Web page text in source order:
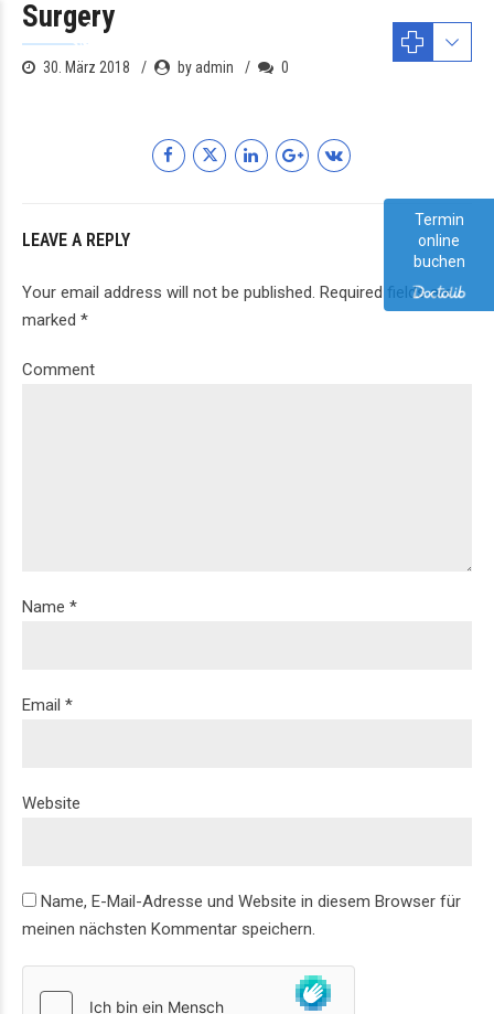
Surgery
30. März 2018 by admin 0
LEAVE A REPLY
Your email address will not be published. Required fields are
marked *
Comment
Name *
Email *
Website
Name, E-Mail-Adresse und Website in diesem Browser für
meinen nächsten Kommentar speichern.
Termin
online
buchen